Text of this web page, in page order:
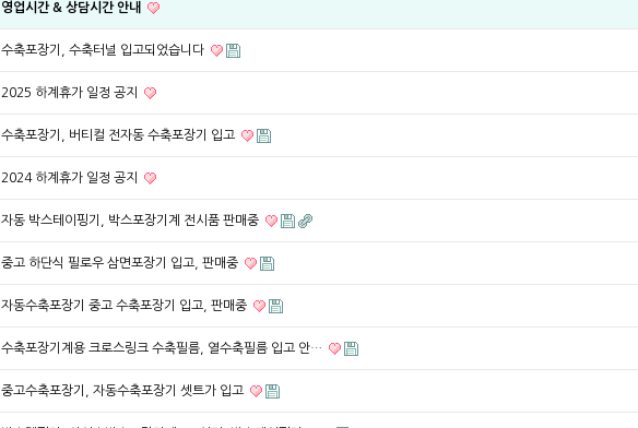
영업시간 & 상담시간 안내
수축포장기, 수축터널 입고되었습니다
2025 하계휴가 일정 공지
수축포장기, 버티컬 전자동 수축포장기 입고
2024 하계휴가 일정 공지
자동 박스테이핑기, 박스포장기계 전시품 판매중
중고 하단식 필로우 삼면포장기 입고, 판매중
자동수축포장기 중고 수축포장기 입고, 판매중
수축포장기계용 크로스링크 수축필름, 열수축필름 입고 안…
중고수축포장기, 자동수축포장기 셋트가 입고